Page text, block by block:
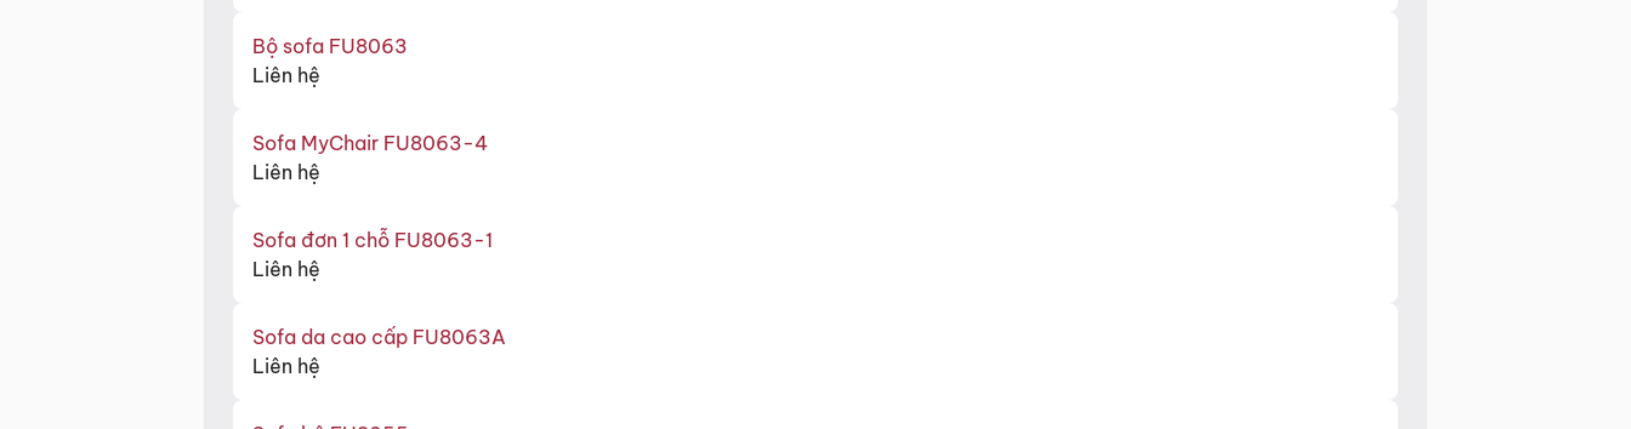
Bộ sofa FU8063
Liên hệ
Sofa MyChair FU8063-4
Liên hệ
Sofa đơn 1 chỗ FU8063-1
Liên hệ
Sofa da cao cấp FU8063A
Liên hệ